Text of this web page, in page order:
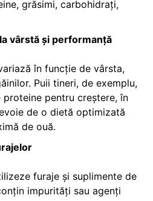
grăsimi, carbohidrați,
vârstă și performanță
în funcție de vârsta,
Puii tineri, de exemplu,
pentru creștere, în
de o dietă optimizată
de ouă.
furaje și suplimente de
impurități sau agenți